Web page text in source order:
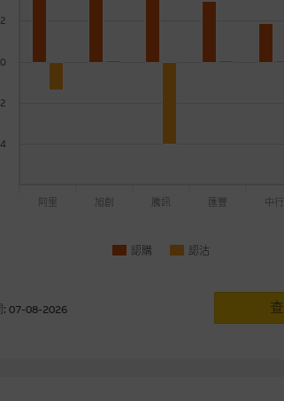
認購 認沽
阿里 旭創 騰訊 匯豐 中行
0
2
: 07-08-2026